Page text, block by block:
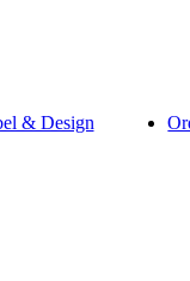
& Design